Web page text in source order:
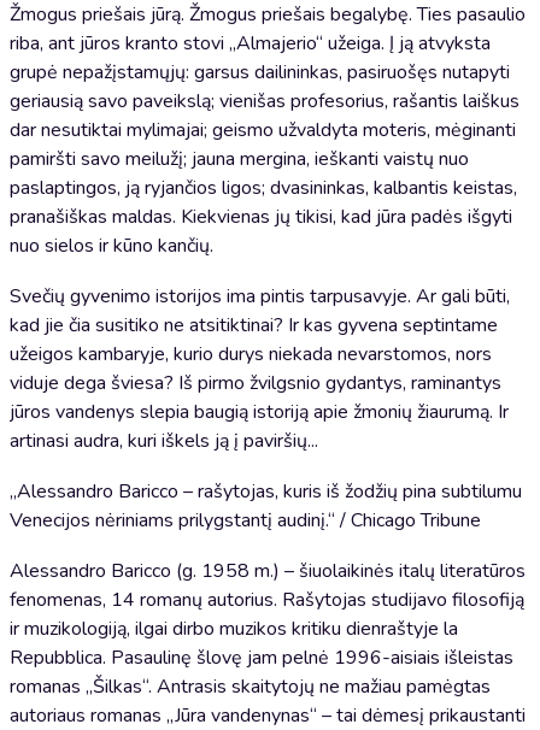
Žmogus priešais jūrą. Žmogus priešais begalybę. Ties pasaulio
riba, ant jūros kranto stovi „Almajerio“ užeiga. Į ją atvyksta
grupė nepažįstamųjų: garsus dailininkas, pasiruošęs nutapyti
geriausią savo paveikslą; vienišas profesorius, rašantis laiškus
dar nesutiktai mylimajai; geismo užvaldyta moteris, mėginanti
pamiršti savo meilužį; jauna mergina, ieškanti vaistų nuo
paslaptingos, ją ryjančios ligos; dvasininkas, kalbantis keistas,
pranašiškas maldas. Kiekvienas jų tikisi, kad jūra padės išgyti
nuo sielos ir kūno kančių.
Svečių gyvenimo istorijos ima pintis tarpusavyje. Ar gali būti,
kad jie čia susitiko ne atsitiktinai? Ir kas gyvena septintame
užeigos kambaryje, kurio durys niekada nevarstomos, nors
viduje dega šviesa? Iš pirmo žvilgsnio gydantys, raminantys
jūros vandenys slepia baugią istoriją apie žmonių žiaurumą. Ir
artinasi audra, kuri iškels ją į paviršių...
„Alessandro Baricco – rašytojas, kuris iš žodžių pina subtilumu
Venecijos nėriniams prilygstantį audinį.“ / Chicago Tribune
Alessandro Baricco (g. 1958 m.) – šiuolaikinės italų literatūros
fenomenas, 14 romanų autorius. Rašytojas studijavo filosofiją
ir muzikologiją, ilgai dirbo muzikos kritiku dienraštyje la
Repubblica. Pasaulinę šlovę jam pelnė 1996-aisiais išleistas
romanas „Šilkas“. Antrasis skaitytojų ne mažiau pamėgtas
autoriaus romanas „Jūra vandenynas“ – tai dėmesį prikaustanti